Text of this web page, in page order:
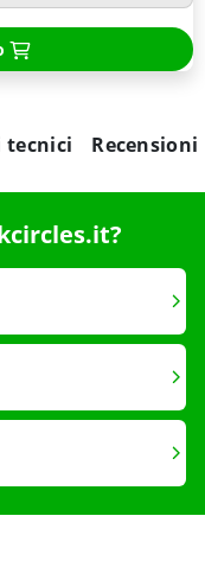
tecnici Recensioni